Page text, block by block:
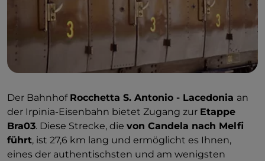
Der Bahnhof Rocchetta S. Antonio - Lacedonia an
der Irpinia-Eisenbahn bietet Zugang zur Etappe
Bra03. Diese Strecke, die von Candela nach Melfi
führt, ist 27,6 km lang und ermöglicht es Ihnen,
eines der authentischsten und am wenigsten